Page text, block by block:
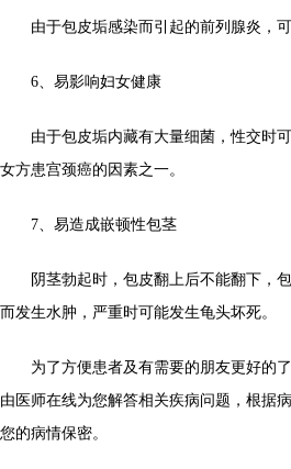
由于包皮垢感染而引起的前列腺炎，可
6、易影响妇女健康
由于包皮垢内藏有大量细菌，性交时可
女方患宫颈癌的因素之一。
7、易造成嵌顿性包茎
阴茎勃起时，包皮翻上后不能翻下，包
而发生水肿，严重时可能发生龟头坏死。
为了方便患者及有需要的朋友更好的了
由医师在线为您解答相关疾病问题，根据
您的病情保密。